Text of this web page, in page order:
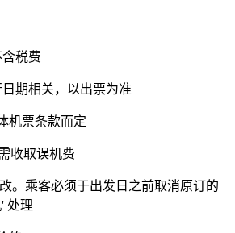
税费
期相关，以出票为准
机票条款而定
收取误机费
。乘客必须于出发日之前取消原订的
处理